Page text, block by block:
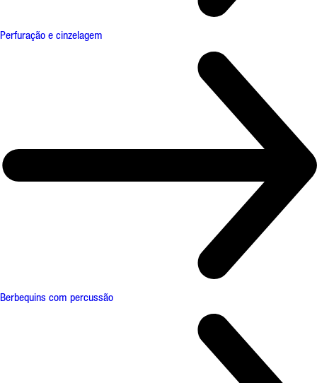
Perfuração e cinzelagem
Berbequins com percussão